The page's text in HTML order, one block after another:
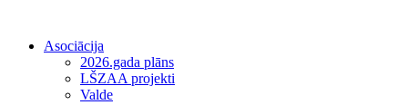
Asociācija
2026.gada plāns
LŠZAA projekti
Valde